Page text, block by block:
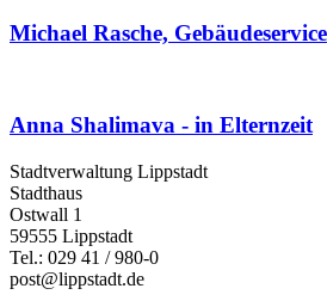
Michael Rasche, Gebäudeservice
Anna Shalimava - in Elternzeit
Stadtverwaltung Lippstadt
Stadthaus
Ostwall 1
59555 Lippstadt
Tel.: 029 41 / 980-0
post@lippstadt.de